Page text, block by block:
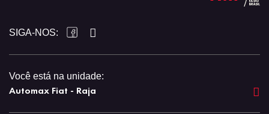
SIGA-NOS:
Você está na unidade:
Automax Fiat - Raja